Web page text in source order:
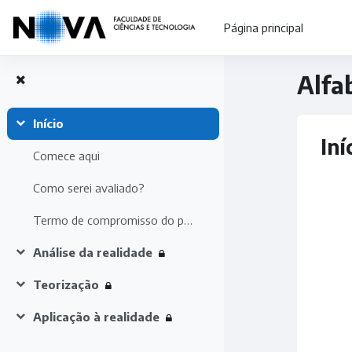
Ir para o conteúdo principal
Página principal
Contrair
Início
Comece aqui
Como serei avaliado?
Termo de compromisso do participante
Contrair
Análise da realidade
Contrair
Teorização
Contrair
Aplicação à realidade